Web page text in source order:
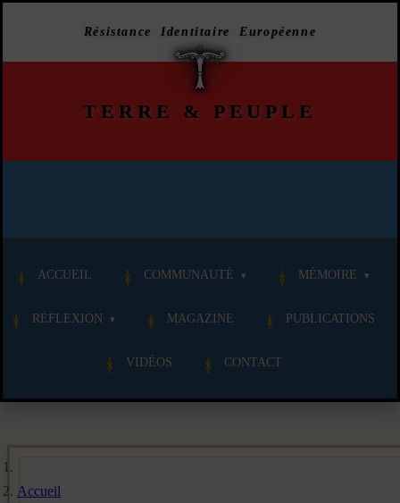
Résistance Identitaire Européenne
TERRE & PEUPLE
ACCUEIL COMMUNAUTÉ MÉMOIRE
RÉFLEXION MAGAZINE PUBLICATIONS
VIDÉOS CONTACT
Accueil